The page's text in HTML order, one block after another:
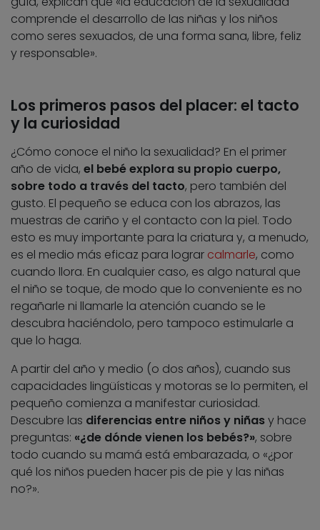
comprende el desarrollo de las niñas y los niños
como seres sexuados, de una forma sana, libre, feliz
y responsable».
Los primeros pasos del placer: el tacto
y la curiosidad
¿Cómo conoce el niño la sexualidad? En el primer
año de vida, el bebé explora su propio cuerpo,
sobre todo a través del tacto, pero también del
gusto. El pequeño se educa con los abrazos, las
muestras de cariño y el contacto con la piel. Todo
esto es muy importante para la criatura y, a menudo,
es el medio más eficaz para lograr calmarle, como
cuando llora. En cualquier caso, es algo natural que
el niño se toque, de modo que lo conveniente es no
regañarle ni llamarle la atención cuando se le
descubra haciéndolo, pero tampoco estimularle a
que lo haga.
A partir del año y medio (o dos años), cuando sus
capacidades lingüísticas y motoras se lo permiten, el
pequeño comienza a manifestar curiosidad.
Descubre las diferencias entre niños y niñasy hace
preguntas: «¿de dónde vienen los bebés?», sobre
todo cuando su mamá está embarazada, o «¿por
qué los niños pueden hacer pis de pie y las niñas
no?».